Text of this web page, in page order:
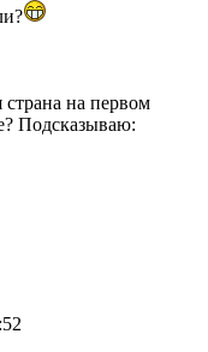
страна на первом
Подсказываю: